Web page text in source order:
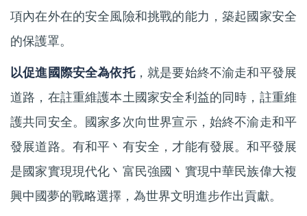
項內在外在的安全風險和挑戰的能力，築起國家安全
的保護罩。
以促進國際安全為依托，就是要始終不渝走和平發展
道路，在註重維護本土國家安全利益的同時，註重維
護共同安全。國家多次向世界宣示，始終不渝走和平
發展道路。有和平丶有安全，才能有發展。和平發展
是國家實現現代化丶富民強國丶實現中華民族偉大複
興中國夢的戰略選擇，為世界文明進步作出貢獻。